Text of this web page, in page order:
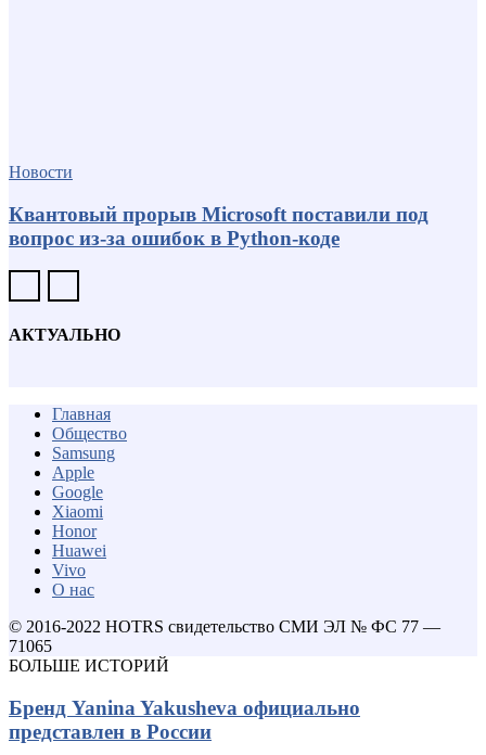
Новости
Квантовый прорыв Microsoft поставили под
вопрос из-за ошибок в Python-коде
АКТУАЛЬНО
Главная
Общество
Samsung
Apple
Google
Xiaomi
Honor
Huawei
Vivo
О нас
© 2016-2022 HOTRS свидетельство СМИ ЭЛ № ФС 77 —
71065
БОЛЬШЕ ИСТОРИЙ
Бренд Yanina Yakusheva официально
представлен в России